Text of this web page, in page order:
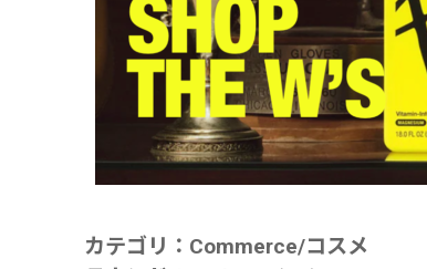
カテゴリ：Commerce/コスメ